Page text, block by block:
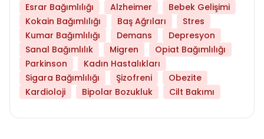
Esrar Bağımlılığı
Alzheimer
Bebek Gelişimi
Kokain Bağımlılığı
Baş Ağrıları
Stres
Kumar Bağımlılığı
Demans
Depresyon
Sanal Bağımlılık
Migren
Opiat Bağımlılığı
Parkinson
Kadın Hastalıkları
Sigara Bağımlılığı
Şizofreni
Obezite
Kardioloji
Bipolar Bozukluk Cilt Bakımı